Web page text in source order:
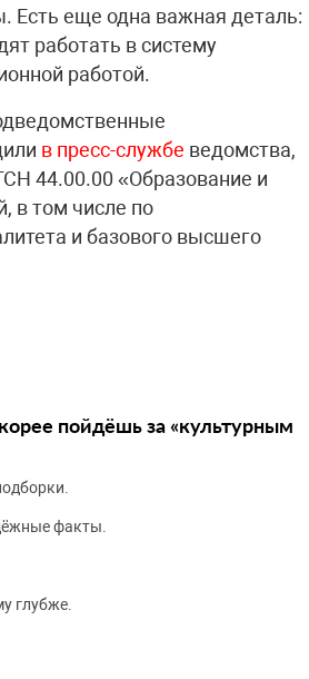
Есть еще одна важная деталь:
работать в систему
работой.
в пресс-службе ведомства,
44.00.00 «Образование и
в том числе по
и базового высшего
пойдёшь за «культурным
факты.
глубже.